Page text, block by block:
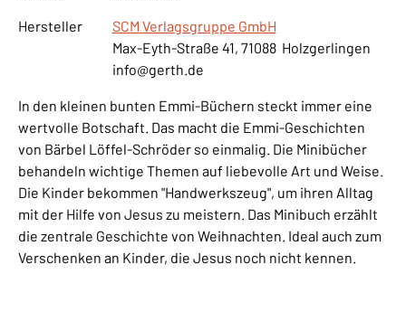
Hersteller
SCM Verlagsgruppe GmbH
Max-Eyth-Straße 41, 71088 Holzgerlingen
info@gerth.de
In den kleinen bunten Emmi-Büchern steckt immer eine
wertvolle Botschaft. Das macht die Emmi-Geschichten
von Bärbel Löffel-Schröder so einmalig. Die Minibücher
behandeln wichtige Themen auf liebevolle Art und Weise.
Die Kinder bekommen "Handwerkszeug", um ihren Alltag
mit der Hilfe von Jesus zu meistern. Das Minibuch erzählt
die zentrale Geschichte von Weihnachten. Ideal auch zum
Verschenken an Kinder, die Jesus noch nicht kennen.